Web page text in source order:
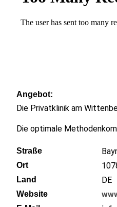
Angebot
Die Privatklinik am
Die optimale
Straße
Ort
Land DE
Website